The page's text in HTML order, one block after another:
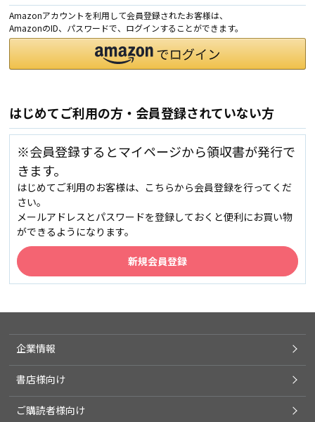
Amazonアカウントを利用して会員登録されたお客様は、
AmazonのID、パスワードで、ログインすることができます。
はじめてご利用の方・会員登録されていない方
※会員登録するとマイページから領収書が発行で
きます。
はじめてご利用のお客様は、こちらから会員登録を行ってくだ
さい。
メールアドレスとパスワードを登録しておくと便利にお買い物
ができるようになります。
企業情報
書店様向け
ご購読者様向け